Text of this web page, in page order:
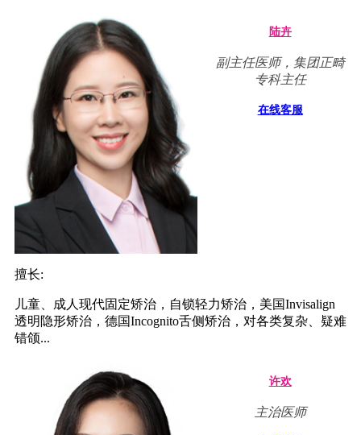
陆卉
副主任医师，集团正畸
专科主任
在线客服
擅长:
儿童、成人现代固定矫治，自锁轻力矫治，美国Invisalign
透明隐形矫治，德国Incognito舌侧矫治，对各类复杂、疑难
错颌...
许欢
主治医师